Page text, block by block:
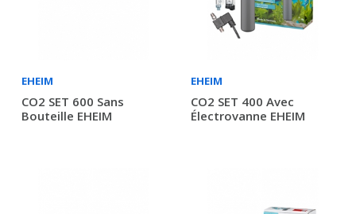
EHEIM
CO2 SET 600 Sans
Bouteille EHEIM
EHEIM
CO2 SET 400 Avec
Électrovanne EHEIM